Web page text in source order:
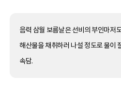
음력 삼월 보름날은 선비의 부인마저
해산물을 채취하러 나설 정도로 물이
속담.